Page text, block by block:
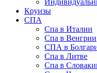
Круизы
СПА
Спа в Италии
Спа в Венгрии
СПА в
Спа в Литве
Спа в